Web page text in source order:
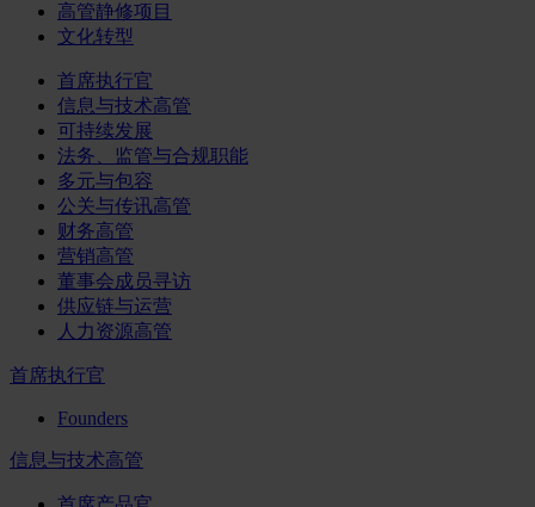
高管静修项目
文化转型
首席执行官
信息与技术高管
可持续发展
法务、监管与合规职能
多元与包容
公关与传讯高管
财务高管
营销高管
董事会成员寻访
供应链与运营
人力资源高管
首席执行官
Founders
信息与技术高管